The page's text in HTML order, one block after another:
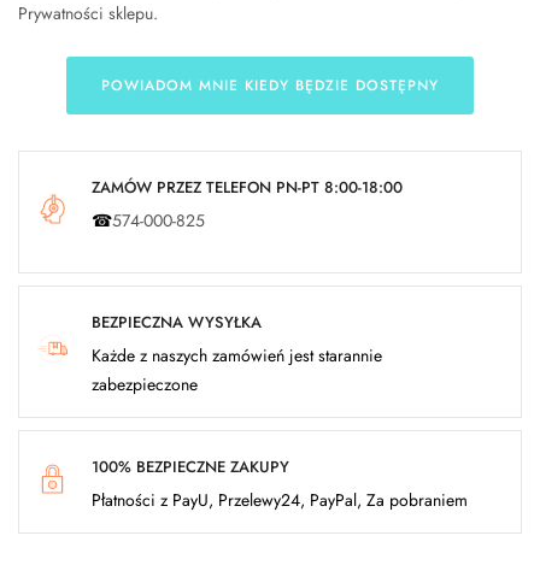
Prywatności sklepu.
POWIADOM MNIE KIEDY BĘDZIE DOSTĘPNY
ZAMÓW PRZEZ TELEFON PN-PT 8:00-18:00
☎574-000-825
BEZPIECZNA WYSYŁKA
Każde z naszych zamówień jest starannie
zabezpieczone
100% BEZPIECZNE ZAKUPY
Płatności z PayU, Przelewy24, PayPal, Za pobraniem